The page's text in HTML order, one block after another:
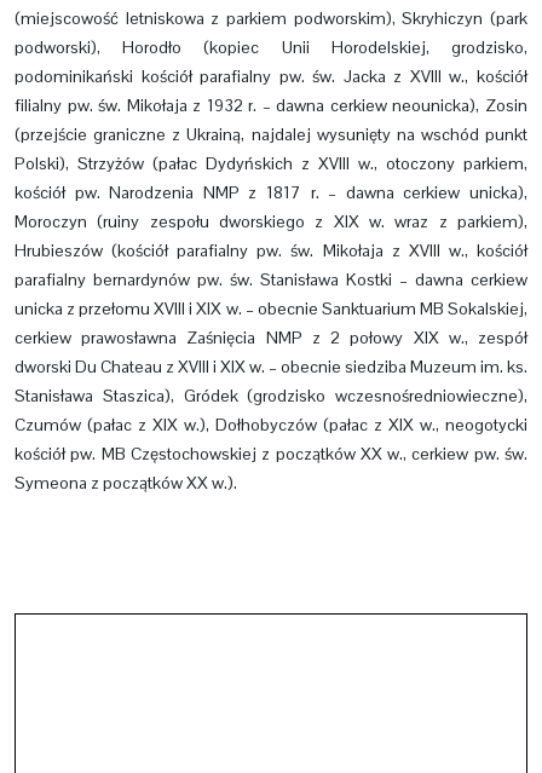
(miejscowość letniskowa z parkiem podworskim), Skryhiczyn (park
podworski), Horodło (kopiec Unii Horodelskiej, grodzisko,
podominikański kościół parafialny pw. św. Jacka z XVIII w., kościół
filialny pw. św. Mikołaja z 1932 r. – dawna cerkiew neounicka), Zosin
(przejście graniczne z Ukrainą, najdalej wysunięty na wschód punkt
Polski), Strzyżów (pałac Dydyńskich z XVIII w., otoczony parkiem,
kościół pw. Narodzenia NMP z 1817 r. – dawna cerkiew unicka),
Moroczyn (ruiny zespołu dworskiego z XIX w. wraz z parkiem),
Hrubieszów (kościół parafialny pw. św. Mikołaja z XVIII w., kościół
parafialny bernardynów pw. św. Stanisława Kostki – dawna cerkiew
unicka z przełomu XVIII i XIX w. – obecnie Sanktuarium MB Sokalskiej,
cerkiew prawosławna Zaśnięcia NMP z 2 połowy XIX w., zespół
dworski Du Chateau z XVIII i XIX w. – obecnie siedziba Muzeum im. ks.
Stanisława Staszica), Gródek (grodzisko wczesnośredniowieczne),
Czumów (pałac z XIX w.), Dołhobyczów (pałac z XIX w., neogotycki
kościół pw. MB Częstochowskiej z początków XX w., cerkiew pw. św.
Symeona z początków XX w.).